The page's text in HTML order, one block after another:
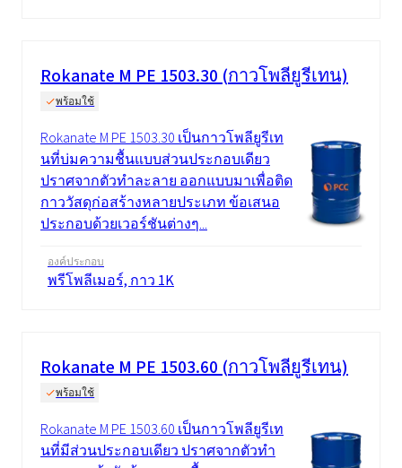
Rokanate M PE 1503.30 (กาวโพลียูรีเทน)
พร้อมใช้
Rokanate M PE 1503.30 เป็นกาวโพลียูรีเท
นที่บ่มความชื้นแบบส่วนประกอบเดียว
ปราศจากตัวทำละลาย ออกแบบมาเพื่อติด
กาววัสดุก่อสร้างหลายประเภท ข้อเสนอ
ประกอบด้วยเวอร์ชันต่างๆ...
องค์ประกอบ
พรีโพลีเมอร์, กาว 1K
Rokanate M PE 1503.60 (กาวโพลียูรีเทน)
พร้อมใช้
Rokanate M PE 1503.60 เป็นกาวโพลียูรีเท
นที่มีส่วนประกอบเดียว ปราศจากตัวทำ